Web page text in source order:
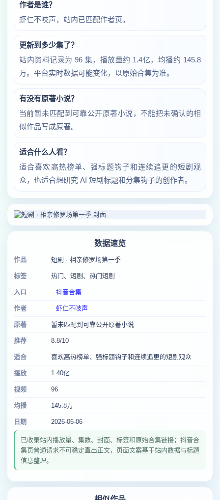
作者是谁？
虾仁不吱声，站内已匹配作者页。
更新到多少集了？
站内资料记录为 96 集，播放量约 1.4亿，均播约 145.8
万。平台实时数据可能变化，以原始合集为准。
有没有原著小说？
当前暂未匹配到可靠公开原著小说，不能把未确认的相
似作品写成原著。
适合什么人看？
适合喜欢高热榜单、强标题钩子和连续追更的短剧观
众，也适合想研究 AI 短剧标题和分集钩子的创作者。
数据速览
作品 短剧 · 相亲修罗场第一季
标签 热门、短剧、热门短剧
入口 抖音合集
作者 虾仁不吱声
原著 暂未匹配到可靠公开原著小说
推荐 8.8/10
适合 喜欢高热榜单、强标题钩子和连续追更的短剧观众
播放 1.40亿
视频 96
均播 145.8万
日期 2026-06-06
已收录站内播放量、集数、封面、标签和原始合集链接；抖音合
集页普通请求不可稳定直出正文，页面文案基于站内数据与标题
信息整理。